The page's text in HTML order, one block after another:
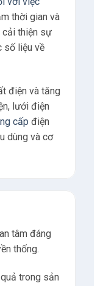
thời gian và
cải thiện sự
số liệu về
điện và tăng
lưới điện
cấp điện
dùng và cơ
tâm đáng
thống.
trong sản